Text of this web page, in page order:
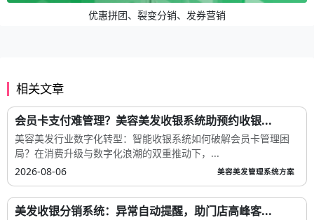
优惠拼团、裂变分销、发券营销
相关文章
会员卡支付难管理？美容美发收银系统助预约收银...
美容美发行业数字化转型：智能收银系统如何破解会员卡管理困
局？在消费升级与数字化浪潮的双重推动下，...
2026-08-06
美容美发管理系统方案
美发收银分销系统：异常自动提醒，助门店高峰客...